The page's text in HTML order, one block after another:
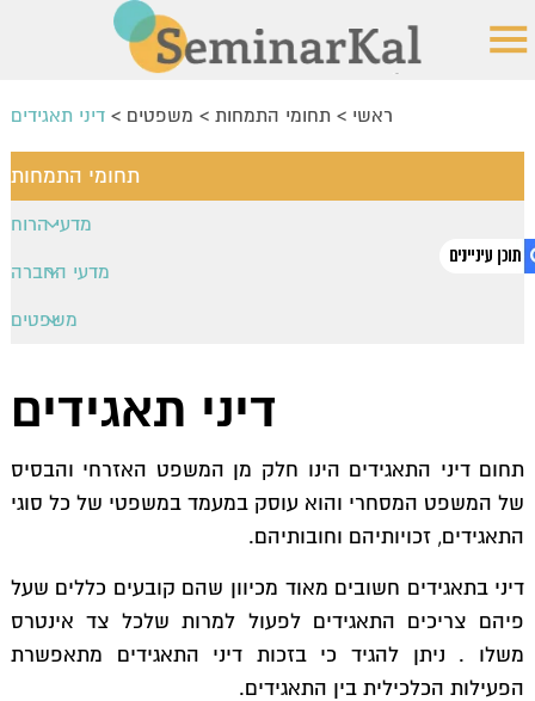
ראשי > תחומי התמחות > משפטים >דיני תאגידים
תחומי התמחות
מדעי הרוח
פילוסופיה
ספרות
מדעי החברה
תקשורת
יחסים בינלאומיים
חינוך
מדעי המדינה
משפטים
דיני מיסים
קניין רוחני
דיני תאגידים
משפט פלילי
דיני תאגידים
תחום דיני התאגידים הינו חלק מן המשפט האזרחי והבסיס
של המשפט המסחרי והוא עוסק במעמד במשפטי של כל סוגי
התאגידים, זכויותיהם וחובותיהם.
דיני בתאגידים חשובים מאוד מכיוון שהם קובעים כללים שעל
פיהם צריכים התאגידים לפעול למרות שלכל צד אינטרס
משלו . ניתן להגיד כי בזכות דיני התאגידים מתאפשרת
הפעילות הכלכילית בין התאגידים.